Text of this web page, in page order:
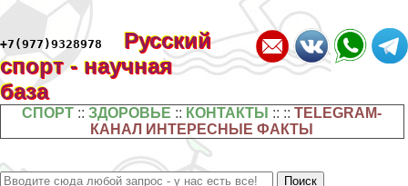
+7(977)9328978
Русский
спорт - научная
база
СПОРТ ::ЗДОРОВЬЕ :: КОНТАКТЫ :: ::TELEGRAM-
КАНАЛ ИНТЕРЕСНЫЕ ФАКТЫ